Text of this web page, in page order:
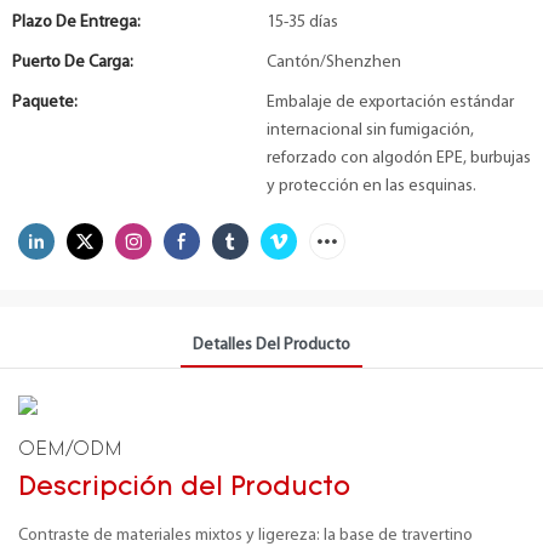
Plazo De Entrega: 15-35 días
Puerto De Carga: Cantón/Shenzhen
Paquete:
Embalaje de exportación estándar
internacional sin fumigación,
reforzado con algodón EPE, burbujas
y protección en las esquinas.
Detalles Del Producto
OEM/ODM
Descripción del Producto
Contraste de materiales mixtos y ligereza: la base de travertino